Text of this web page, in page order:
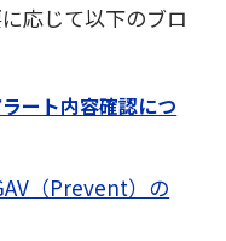
応じて以下のブロ
ート内容確認につ
（Prevent）の